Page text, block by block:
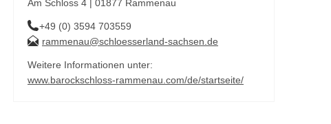
Am Schloss 4 | 01877 Rammenau
+49 (0) 3594 703559
rammenau@schloesserland-sachsen.de
Weitere Informationen unter:
www.barockschloss-rammenau.com/de/startseite/